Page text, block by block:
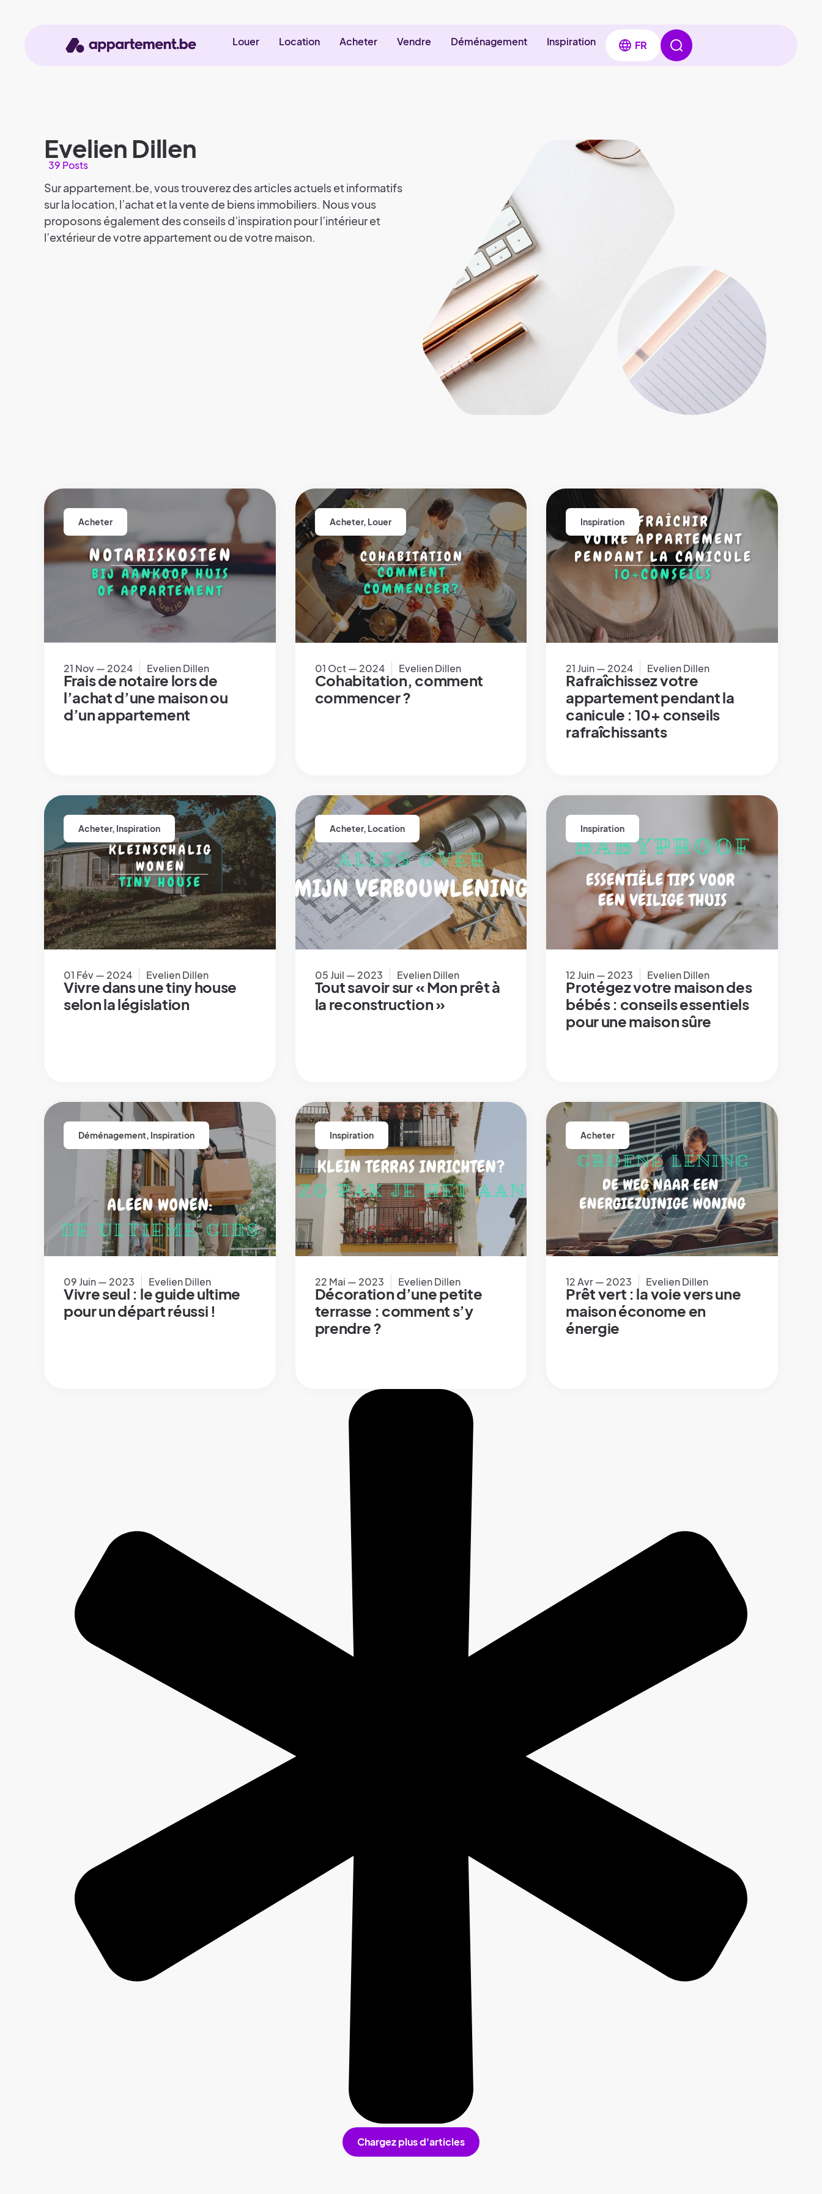
Louer Location Acheter Vendre Déménagement Inspiration FR
Evelien Dillen
39 Posts
Sur appartement.be, vous trouverez des articles actuels et informatifs
sur la location, l’achat et la vente de biens immobiliers. Nous vous
proposons également des conseils d’inspiration pour l’intérieur et
l’extérieur de votre appartement ou de votre maison.
Acheter
21 Nov — 2024 Evelien Dillen
Frais de notaire lors de
l’achat d’une maison ou
d’un appartement
Acheter, Louer
01 Oct — 2024 Evelien Dillen
Cohabitation, comment
commencer ?
Inspiration
21 Juin — 2024 Evelien Dillen
Rafraîchissez votre
appartement pendant la
canicule : 10+ conseils
rafraîchissants
Acheter, Inspiration
01 Fév — 2024 Evelien Dillen
Vivre dans une tiny house
selon la législation
Acheter, Location
05 Juil — 2023 Evelien Dillen
Tout savoir sur « Mon prêt à
la reconstruction »
Inspiration
12 Juin — 2023 Evelien Dillen
Protégez votre maison des
bébés : conseils essentiels
pour une maison sûre
Déménagement, Inspiration
09 Juin — 2023 Evelien Dillen
Vivre seul : le guide ultime
pour un départ réussi !
Inspiration
22 Mai — 2023 Evelien Dillen
Décoration d’une petite
terrasse : comment s’y
prendre ?
Acheter
12 Avr — 2023 Evelien Dillen
Prêt vert : la voie vers une
maison économe en
énergie
Chargez plus d'articles